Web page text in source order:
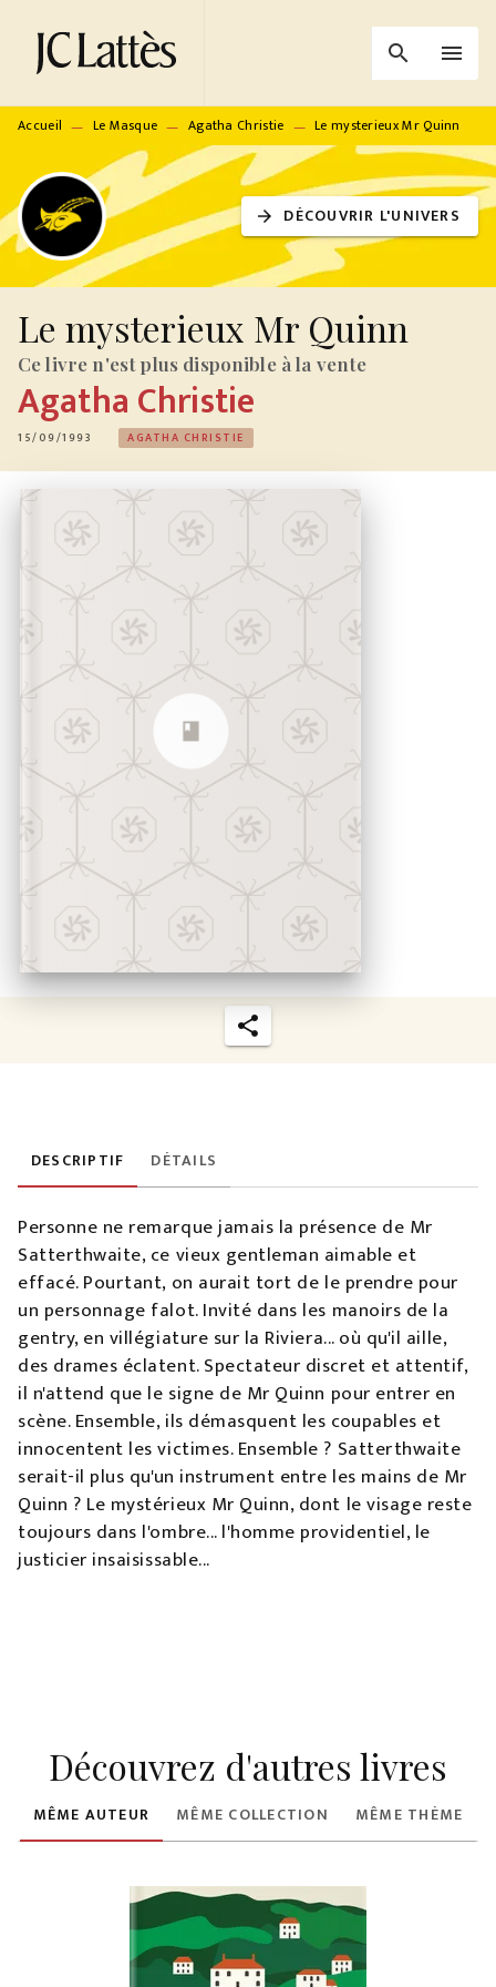
MENU RECHERCHE
PIED DE PAGE
search menu
Accueil — Le Masque — Agatha Christie — Le mysterieux Mr Quinn
arrow_forward DÉCOUVRIR L'UNIVERS
Le mysterieux Mr Quinn
Ce livre n'est plus disponible à la vente
Agatha Christie
15/09/1993 AGATHA CHRISTIE
DESCRIPTIF DÉTAILS
Personne ne remarque jamais la présence de Mr
Satterthwaite, ce vieux gentleman aimable et
effacé. Pourtant, on aurait tort de le prendre pour
un personnage falot. Invité dans les manoirs de la
gentry, en villégiature sur la Riviera... où qu'il aille,
des drames éclatent. Spectateur discret et attentif,
il n'attend que le signe de Mr Quinn pour entrer en
scène. Ensemble, ils démasquent les coupables et
innocentent les victimes. Ensemble ? Satterthwaite
serait-il plus qu'un instrument entre les mains de Mr
Quinn ? Le mystérieux Mr Quinn, dont le visage reste
toujours dans l'ombre... l'homme providentiel, le
justicier insaisissable...
Découvrez d'autres livres
MÊME AUTEUR MÊME COLLECTION MÊME THÈME